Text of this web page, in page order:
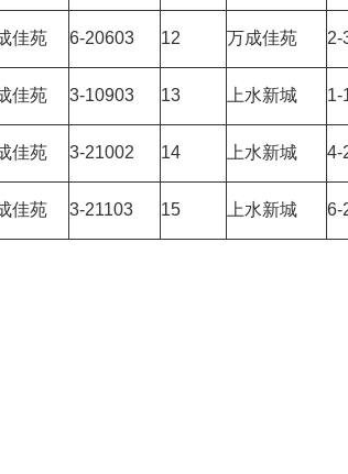
佳苑 6-20603 12 万成佳苑 2-
佳苑 3-10903 13 上水新城 1-
佳苑 3-21002 14 上水新城 4-
佳苑 3-21103 15 上水新城 6-